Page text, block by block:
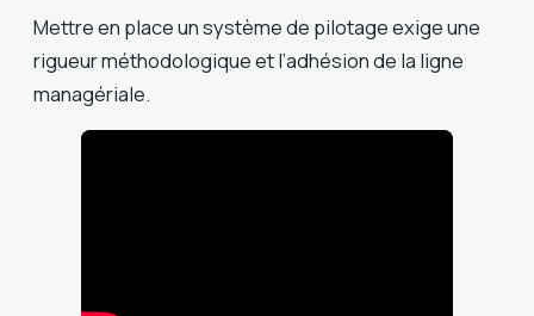
Mettre en place un système de pilotage exige une
rigueur méthodologique et l’adhésion de la ligne
managériale.